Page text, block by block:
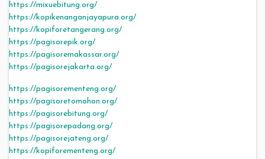
https://mixuebitung.org/
https://kopikenanganjayapura.org/
https://kopiforetangerang.org/
https://pagisorepik.org/
https://pagisoremakassar.org/
https://pagisorejakarta.org/
https://pagisorementeng.org/
https://pagisoretomohon.org/
https://pagisorebitung.org/
https://pagisorepadang.org/
https://pagisorejateng.org/
https://kopiforementeng.org/